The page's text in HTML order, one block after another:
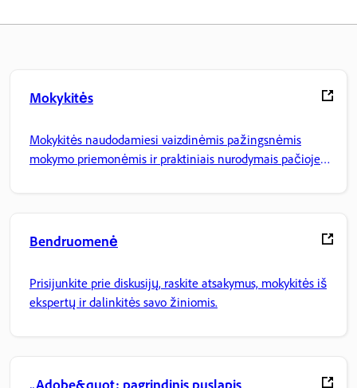
Mokykitės
Mokykitės naudodamiesi vaizdinėmis pažingsnėmis
mokymo priemonėmis ir praktiniais nurodymais pačioje
Bendruomenė
Prisijunkite prie diskusijų, raskite atsakymus, mokykitės iš
ekspertų ir dalinkitės savo žiniomis.